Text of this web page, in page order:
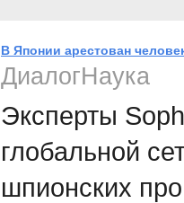
В Японии арестован
ДиалогНаука
Эксперты
глобальной
шпионских